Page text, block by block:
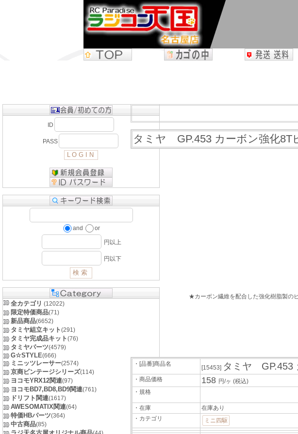
ID
PASS
and or
円以上
円以下
全カテゴリ (12022)
限定特価商品(71)
新品商品(6652)
タミヤ組立キット(291)
タミヤ完成品キット(76)
タミヤパーツ(4579)
G☆STYLE(666)
ミニッツレーサー(2574)
京商ビンテージシリーズ(114)
ヨコモYRX12関連(97)
ヨコモBD7,BD8,BD9関連(761)
ドリフト関連(1617)
AWESOMATIX関連(64)
特価HBパーツ(364)
中古商品(85)
タミヤ GP.453 カーボン強化8T
★カーボン繊維を配合した強化樹脂製の
・[品番]商品名
[15453] タミヤ GP.453
・商品価格 158 円/ヶ (税込)
・規格
・在庫
在庫あり
・カテゴリ
ミニ四駆